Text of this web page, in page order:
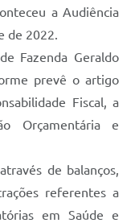
a Audiência
de 2022.
Fazenda Geraldo
prevê o artigo
Fiscal, a
Orçamentária e
de balanços,
referentes a
em Saúde e